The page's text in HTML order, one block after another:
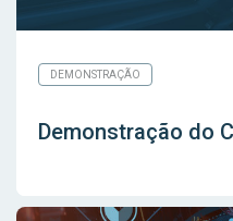
DEMONSTRAÇÃO
Demonstração do